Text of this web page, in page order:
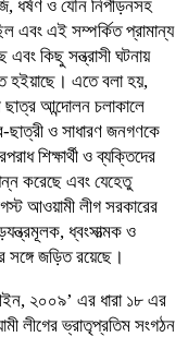
ধর্ষণ ও যৌন নিপীড়নসহ
এবং এই সম্পর্কিত প্রামান্য
কিছু সন্ত্রাসী ঘটনায়
হইয়াছে। এতে বলা হয়,
আন্দোলন চলাকালে
ছাত্রী ও সাধারণ জনগণকে
শিক্ষার্থী ও ব্যক্তিদের
করেছে এবং যেহেতু
আওয়ামী লীগ সরকারের
ধ্বংসাত্মক ও
সঙ্গে জড়িত রয়েছে।
২০০৯’ এর ধারা ১৮ এর
লীগের ভ্রাতৃপ্রতিম সংগঠন